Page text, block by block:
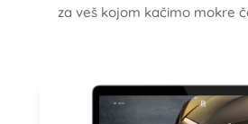
za veš kojom kačimo mokre